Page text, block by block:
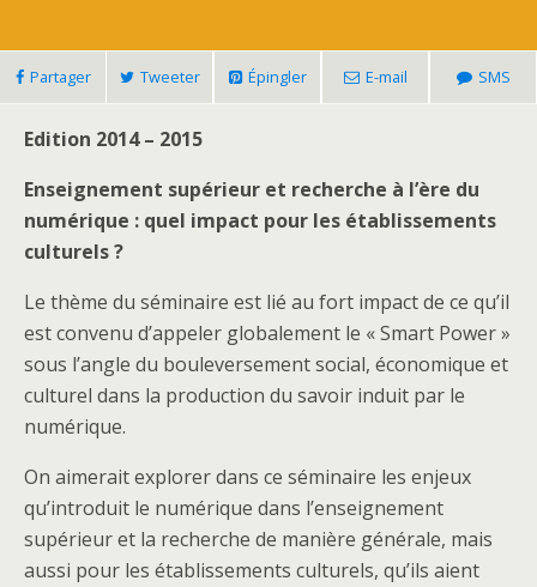
Partager Tweeter Épingler E-mail SMS
Edition 2014 – 2015
Enseignement supérieur et recherche à l’ère du
numérique : quel impact pour les établissements
culturels ?
Le thème du séminaire est lié au fort impact de ce qu’il
est convenu d’appeler globalement le « Smart Power »
sous l’angle du bouleversement social, économique et
culturel dans la production du savoir induit par le
numérique.
On aimerait explorer dans ce séminaire les enjeux
qu’introduit le numérique dans l’enseignement
supérieur et la recherche de manière générale, mais
aussi pour les établissements culturels, qu’ils aient